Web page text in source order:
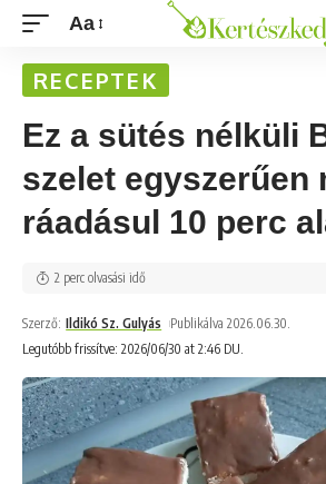
Aa
RECEPTEK
Ez a sütés nélküli
szelet egyszerűen
ráadásul 10 perc
Legutóbb frissítve: 2026/06/30 at 2:46 DU.
Szerző: Ildikó Sz. Gulyás Publikálva 2026.06.30.
2 perc olvasási idő